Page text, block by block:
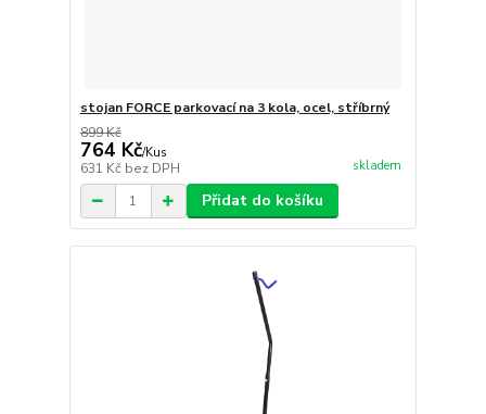
stojan FORCE parkovací na 3 kola, ocel, stříbrný
899 Kč
764 Kč/Kus
631 Kč bez DPH skladem
Přidat do košíku